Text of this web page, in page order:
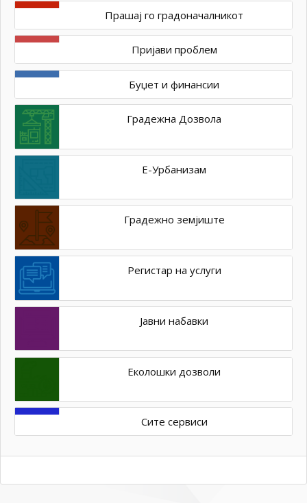
Прашај го градоначалникот
Пријави проблем
Буџет и финансии
Градежна Дозвола
Е-Урбанизам
Градежно земјиште
Регистар на услуги
Јавни набавки
Еколошки дозволи
Сите сервиси